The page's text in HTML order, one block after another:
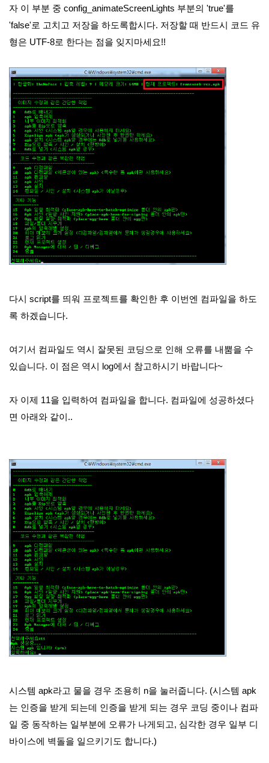
자 이 부분 중 config_animateScreenLights 부분의 'true'를
'false'로 고치고 저장을 하도록합시다. 저장할 때 반드시 코드 유
형은 UTF-8로 한다는 점을 잊지마세요!!
다시 script를 띄워 프로젝트를 확인한 후 이번엔 컴파일을 하도
록 하겠습니다.
여기서 컴파일도 역시 잘못된 코딩으로 인해 오류를 내뿜을 수
있습니다. 이 점은 역시 log에서 참고하시기 바랍니다~
자 이제 11을 입력하여 컴파일을 합니다. 컴파일에 성공하셨다
면 아래와 같이..
시스템 apk라고 물을 경우 조용히 n을 눌러줍니다. (시스템 apk
는 인증을 받게 되는데 인증을 받게 되는 경우 코딩 중이나 컴파
일 중 동작하는 일부분에 오류가 나게되고, 심각한 경우 일부 디
바이스에 벽돌을 일으키기도 합니다.)